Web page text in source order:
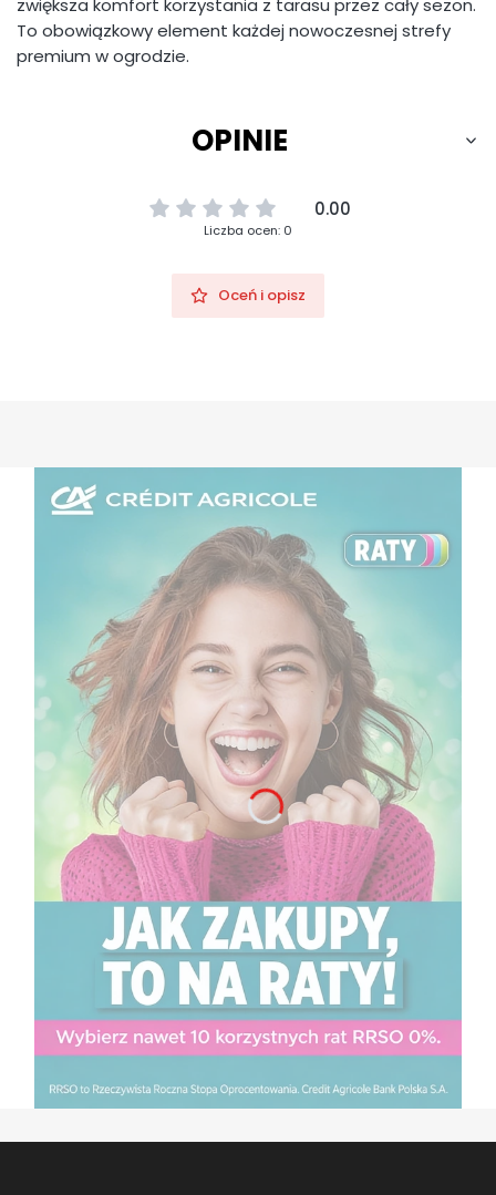
zwiększa komfort korzystania z tarasu przez cały sezon.
To obowiązkowy element każdej nowoczesnej strefy
premium w ogrodzie.
OPINIE
0.00
Liczba ocen: 0
Oceń i opisz